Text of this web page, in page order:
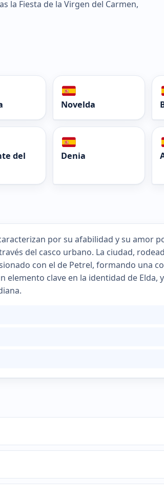
la Fiesta de la Virgen del Carmen,
Novelda
del
Denia
por su afabilidad y su amor
del casco urbano. La ciudad,
con el de Petrel, formando una
elemento clave en la identidad de Elda,